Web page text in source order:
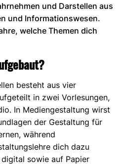
und Darstellen aus
und Informationswesen.
welche Themen dich
besteht aus vier
in zwei Vorlesungen,
In Mediengestaltung wirst
der Gestaltung für
während
dich dazu
sowie auf Papier